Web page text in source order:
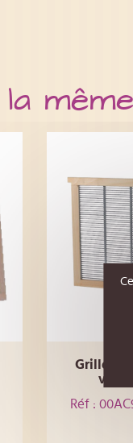
Grille à
Réf :